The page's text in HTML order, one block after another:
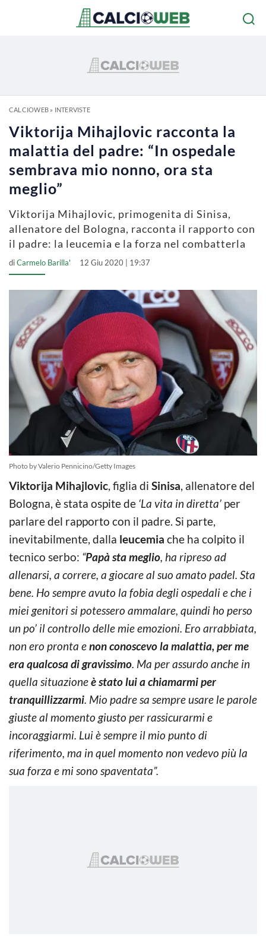
CALCIOWEB» INTERVISTE
Viktorija Mihajlovic racconta la
malattia del padre: “In ospedale
sembrava mio nonno, ora sta
meglio”
Viktorija Mihajlovic, primogenita di Sinisa,
allenatore del Bologna, racconta il rapporto con
il padre: la leucemia e la forza nel combatterla
diCarmelo Barilla' 12 Giu 2020 | 19:37
Photo by Valerio Pennicino/Getty Images
Viktorija Mihajlovic, figlia di Sinisa, allenatore del
Bologna, è stata ospite de ‘La vita in diretta’ per
parlare del rapporto con il padre. Si parte,
inevitabilmente, dalla leucemia che ha colpito il
tecnico serbo: “Papà sta meglio, ha ripreso ad
allenarsi, a correre, a giocare al suo amato padel. Sta
bene. Ho sempre avuto la fobia degli ospedali e che i
miei genitori si potessero ammalare, quindi ho perso
un po’ il controllo delle mie emozioni. Ero arrabbiata,
non ero pronta enon conoscevo la malattia, per me
era qualcosa di gravissimo. Ma per assurdo anche in
quella situazioneè stato lui a chiamarmi per
tranquillizzarmi. Mio padre sa sempre usare le parole
giuste al momento giusto per rassicurarmi e
incoraggiarmi. Lui è sempre il mio punto di
riferimento, ma in quel momento non vedevo più la
sua forza e mi sono spaventata”.